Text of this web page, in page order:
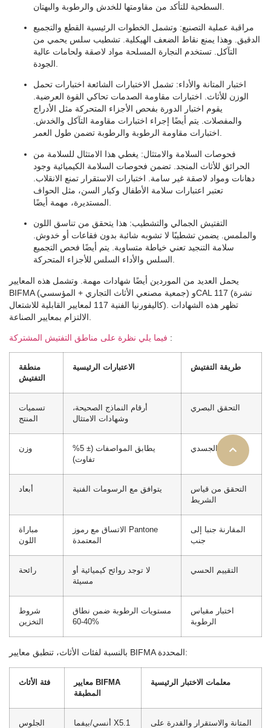
مراقبة عملية التصنيع: وتشمل الخطوات الرئيسية القطع والتجميع
الدقيق. وهذا يمنع نقاط الضعف الهيكلية. تشطيب سلس يحمي من
التآكل. تستخدم النجارة المسلحة مواد لاصقة ولحامات عالية
اختبار المتانة والأداء: تشمل الاختبارات الشائعة اختبارات تحمل
الوزن للأثاث. اختبارات مقاومة الصدمات تحاكي القوة العرضية.
يقوم اختبار الدورة بفحص الأجزاء المتحركة مثل الأدراج
والمفصلات. يتم أيضًا إجراء اختبارات مقاومة التآكل والخدش.
اختبارات مقاومة الرطوبة والرطوبة تضمن طول العمر.
فحوصات السلامة والامتثال: يغطي هذا الامتثال للسلامة من
الحرائق للأثاث المنجد. تضمن فحوصات السلامة الكيميائية وجود
دهانات ومواد لاصقة غير سامة. اختبارات الاستقرار تمنع الانقلاب.
تعتبر اعتبارات سلامة الأطفال وكبار السن، مثل الحواف
التفتيش الجمالي والتشطيب: هذا يتحقق من تناسق اللون
والملمس. يضمن تشطيبًا لا تشوبه شائبة بدون فقاعات أو خدوش.
سلامة التنجيد تعني خياطة متساوية. يتم أيضًا فحص التجميع
يحمل العديد من الموردين أيضًا شهادات مهمة. وتشمل هذه المعايير
BIFMA (جمعية مصنعي الأثاث التجاري + المؤسسي) وCAL 117 (نشرة
كاليفورنيا الفنية 117 لمعايير القابلية للاشتعال). تظهر هذه الشهادات
:
منطقة
التفتيش
الاعتبارات الرئيسية طريقة التفتيش
تسميات
المنتج
أرقام النماذج الصحيحة،
وشهادات الامتثال
التحقق البصري
وزن
يطابق المواصفات (± 5%
تفاوت)
القياس الجسدي
أبعاد يتوافق مع الرسومات الفنية
التحقق من قياس
الشريط
مباراة
اللون
الاتساق مع رموز Pantone
المعتمدة
المقارنة جنبا إلى
جنب
رائحة
لا توجد روائح كيميائية أو
مسيئة
التقييم الحسي
شروط
التخزين
مستويات الرطوبة ضمن نطاق
40-60%
اختبار مقياس
الرطوبة
بالنسبة لفئات الأثاث، تنطبق معايير BIFMA المحددة:
فئة الأثاث
معايير BIFMA
المطبقة
معلمات الاختبار الرئيسية
الجلوس أنسي/بيفما X5.1
المتانة والاستقرار والقدرة على